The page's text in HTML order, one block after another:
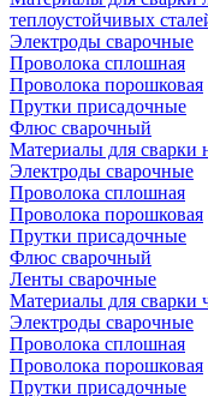
теплоустойчивых
Электроды сварочные
Проволока сплошная
Проволока порошковая
Прутки присадочные
Флюс сварочный
Материалы для сварки
Электроды сварочные
Проволока сплошная
Проволока порошковая
Прутки присадочные
Флюс сварочный
Ленты сварочные
Материалы для сварки
Электроды сварочные
Проволока сплошная
Проволока порошковая
Прутки присадочные